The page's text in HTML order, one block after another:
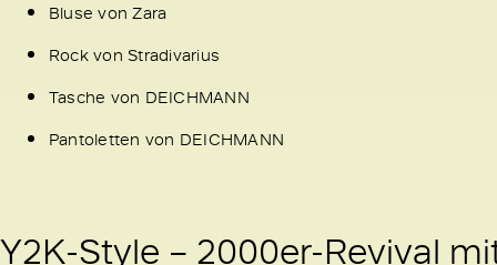
Bluse von Zara
Rock von Stradivarius
Tasche von DEICHMANN
Pantoletten von DEICHMANN
Y2K-Style – 2000er-Revival